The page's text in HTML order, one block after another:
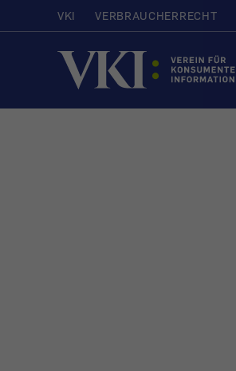
VKI VERBRAUCHERRECHT
Startseite